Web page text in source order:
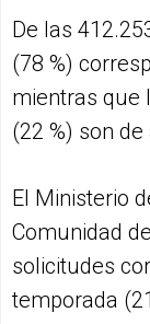
De las
(78 %)
mientras que
(22 %) son
El Ministerio
Comunidad
solicitudes
temporada